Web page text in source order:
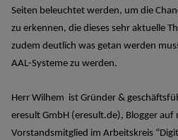
Seiten beleuchtet werden, um die
zu erkennen, die dieses sehr aktuelle
zudem deutlich was getan werden
AAL-Systeme zu werden.
Herr Wilhem ist Gründer &
eresult GmbH (eresult.de), Blogger auf
Vorstandsmitglied im Arbeitskreis